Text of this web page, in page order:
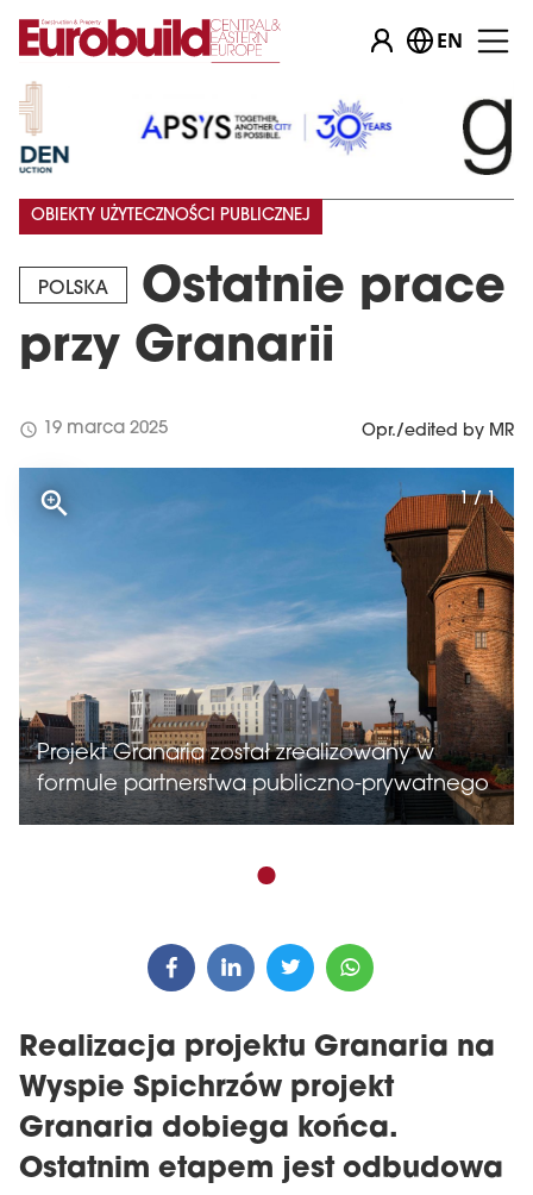
EN
POLSKA
Ostatnie prace
przy Granarii
OBIEKTY UŻYTECZNOŚCI PUBLICZNEJ
schedule 19 marca 2025 Opr./edited by MR
Projekt Granaria został zrealizowany w
formule partnerstwa publiczno-prywatnego
1 / 1
Realizacja projektu Granaria na
Wyspie Spichrzów projekt
Granaria dobiega końca.
Ostatnim etapem jest odbudowa